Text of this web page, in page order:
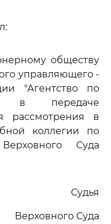
обществу
управляющего -
"Агентство по
в передаче
рассмотрения в
коллегии по
Суда
Судья
Верховного Суда